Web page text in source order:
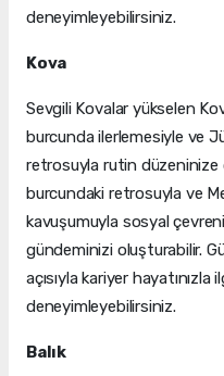
deneyimleyebilirsiniz.
Kova
Sevgili Kovalar yükselen
burcunda ilerlemesiyle ve
retrosuyla rutin düzeninize
burcundaki retrosuyla ve
kavuşumuyla sosyal
gündeminizi oluşturabilir.
açısıyla kariyer hayatınızla
deneyimleyebilirsiniz.
Balık